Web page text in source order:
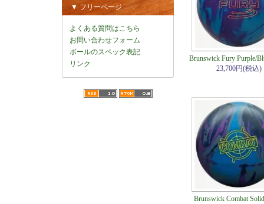
▼ フリーページ
よくある質問はこちら
お問い合わせフォーム
ボールのスペック表記
リンク
Brunswick Fury Purple/
23,700円(税込)
Brunswick Combat